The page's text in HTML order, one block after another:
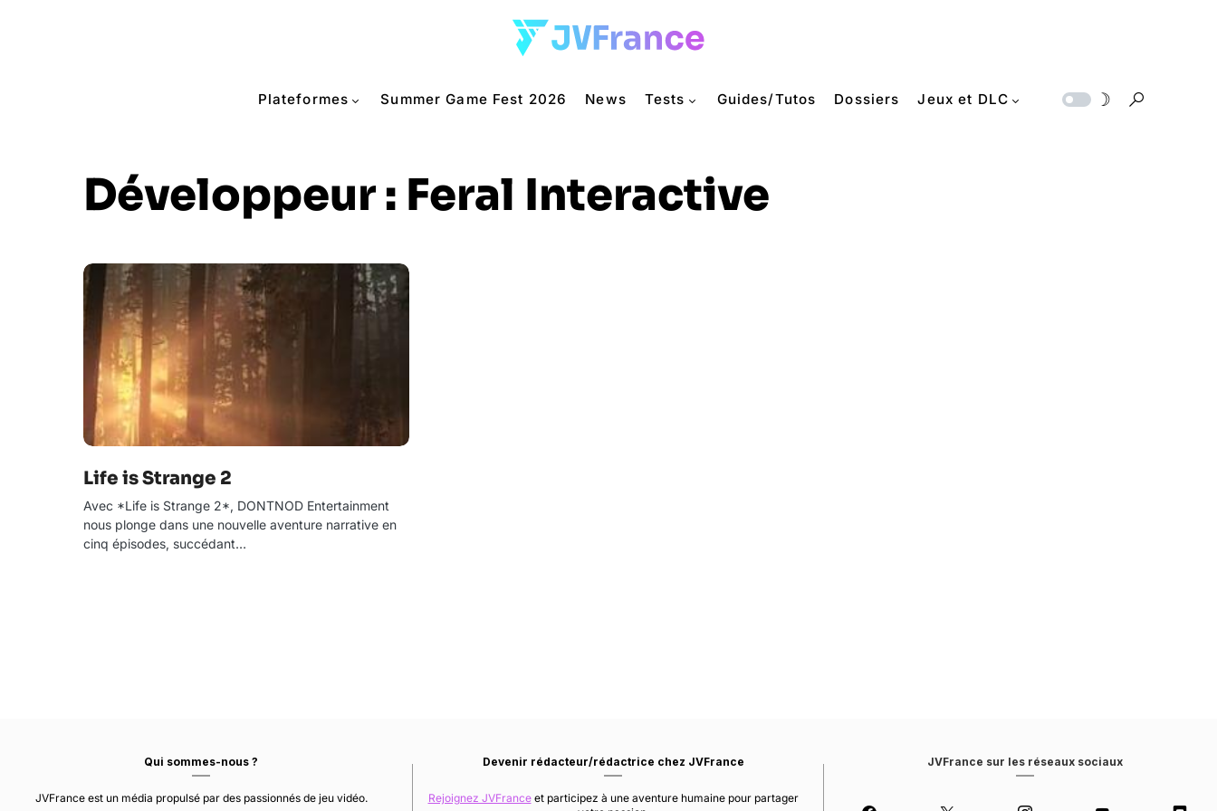
Plateformes Summer Game Fest 2026 News Tests Guides/Tutos Dossiers Jeux et DLC
Développeur : Feral Interactive
Life is Strange 2
Avec *Life is Strange 2*, DONTNOD Entertainment
nous plonge dans une nouvelle aventure narrative en
cinq épisodes, succédant…
Qui sommes-nous ?
JVFrance est un média propulsé par des passionnés de jeu vidéo.
Devenir rédacteur/rédactrice chez JVFrance
Rejoignez JVFranceet participez à une aventure humaine pour partager
JVFrance sur les réseaux sociaux